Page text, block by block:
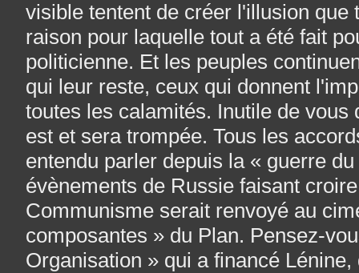
visible tentent de créer l'illusion que
raison pour laquelle tout a été fait
politicienne. Et les peuples
qui leur reste, ceux qui donnent
toutes les calamités. Inutile de vous
est et sera trompée. Tous les
entendu parler depuis la « guerre
évènements de Russie faisant
Communisme serait renvoyé au
composantes » du Plan. Pensez-
Organisation » qui a financé